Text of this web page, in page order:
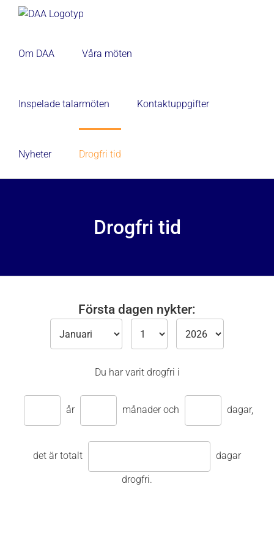
Fortsätt
Om DAA
Våra möten
Inspelade talarmöten Kontaktuppgifter
Nyheter Drogfri tid
Drogfri tid
Första dagen nykter:
Du har varit drogfri i
år månader och dagar,
det är totalt dagar
drogfri.